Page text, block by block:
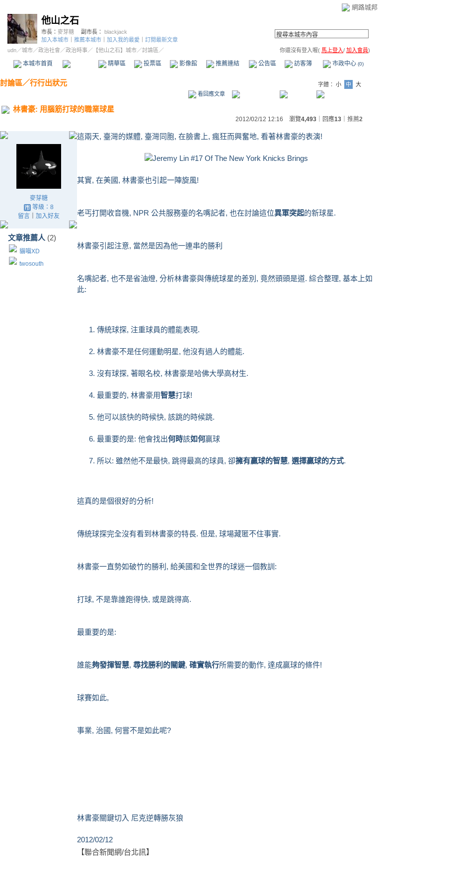
網路城邦
他山之石
市長： 麥芽糖 副市長： blackjack
加入本城市
推薦本城市 加入我的最愛
訂閱最新文章
udn／城市／政治社會 ／政治時事／ 【他山之石】城市／討論區／ 你還沒有登入喔( 馬上登入/ 加入會員)
本城市首頁 精華區 投票區 影像館 推薦連結 公告區 訪客簿 市政中心 (0)
討論區／行行出狀元 字體： 小 中
大
看回應文章
林書豪: 用腦筋打球的職業球星
2012/02/12 12:16 瀏覽4,493 ｜回應13 推薦2
麥芽糖
等級：8
留言｜ 加入好友
文章推薦人 (2)
貓喵XD
twosouth
這兩天, 臺灣的媒體, 臺灣同胞, 在臉書上, 瘋狂而興奮地, 看著林書豪的表演!
其實, 在美國, 林書豪也引起一陣旋風!
老丐打開收音機, NPR 公共服務臺的名嘴記者, 也在討論這位異軍突起的新球星.
林書豪引起注意, 當然是因為他一連串的勝利
名嘴記者, 也不是省油燈, 分析林書豪與傳統球星的差別, 竟然頭頭是道. 綜合整理, 基本上如
此:
傳統球探, 注重球員的體能表現.
林書豪不是任何運動明星, 他沒有過人的體能.
沒有球探, 著眼名校, 林書豪是哈佛大學高材生.
最重要的, 林書豪用智慧打球!
他可以該快的時候快, 該跳的時候跳.
最重要的是: 他會找出何時該如何贏球
所以: 雖然他不是最快, 跳得最高的球員, 卻擁有贏球的智慧, 選擇贏球的方式.
這真的是個很好的分析!
傳統球探完全沒有看到林書豪的特長. 但是, 球場藏匿不住事實.
林書豪一直勢如破竹的勝利, 給美國和全世界的球迷一個教訓:
打球, 不是靠誰跑得快, 或是跳得高.
最重要的是:
誰能夠發揮智慧, 尋找勝利的關鍵, 確實執行所需要的動作, 達成贏球的條件!
球賽如此,
事業, 治國, 何嘗不是如此呢?
林書豪關鍵切入 尼克逆轉勝灰狼
2012/02/12
【聯合新聞網/台北訊】